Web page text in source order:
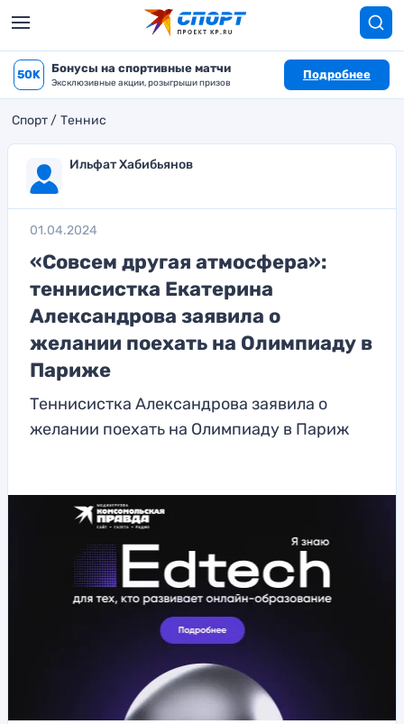
50K Бонусы на спортивные матчи
Эксклюзивные акции, розыгрыши призов
Подробнее
Спорт Теннис
Ильфат Хабибьянов
01.04.2024
«Совсем другая атмосфера»:
теннисистка Екатерина
Александрова заявила о
желании поехать на Олимпиаду в
Париже
Теннисистка Александрова заявила о
желании поехать на Олимпиаду в Париж